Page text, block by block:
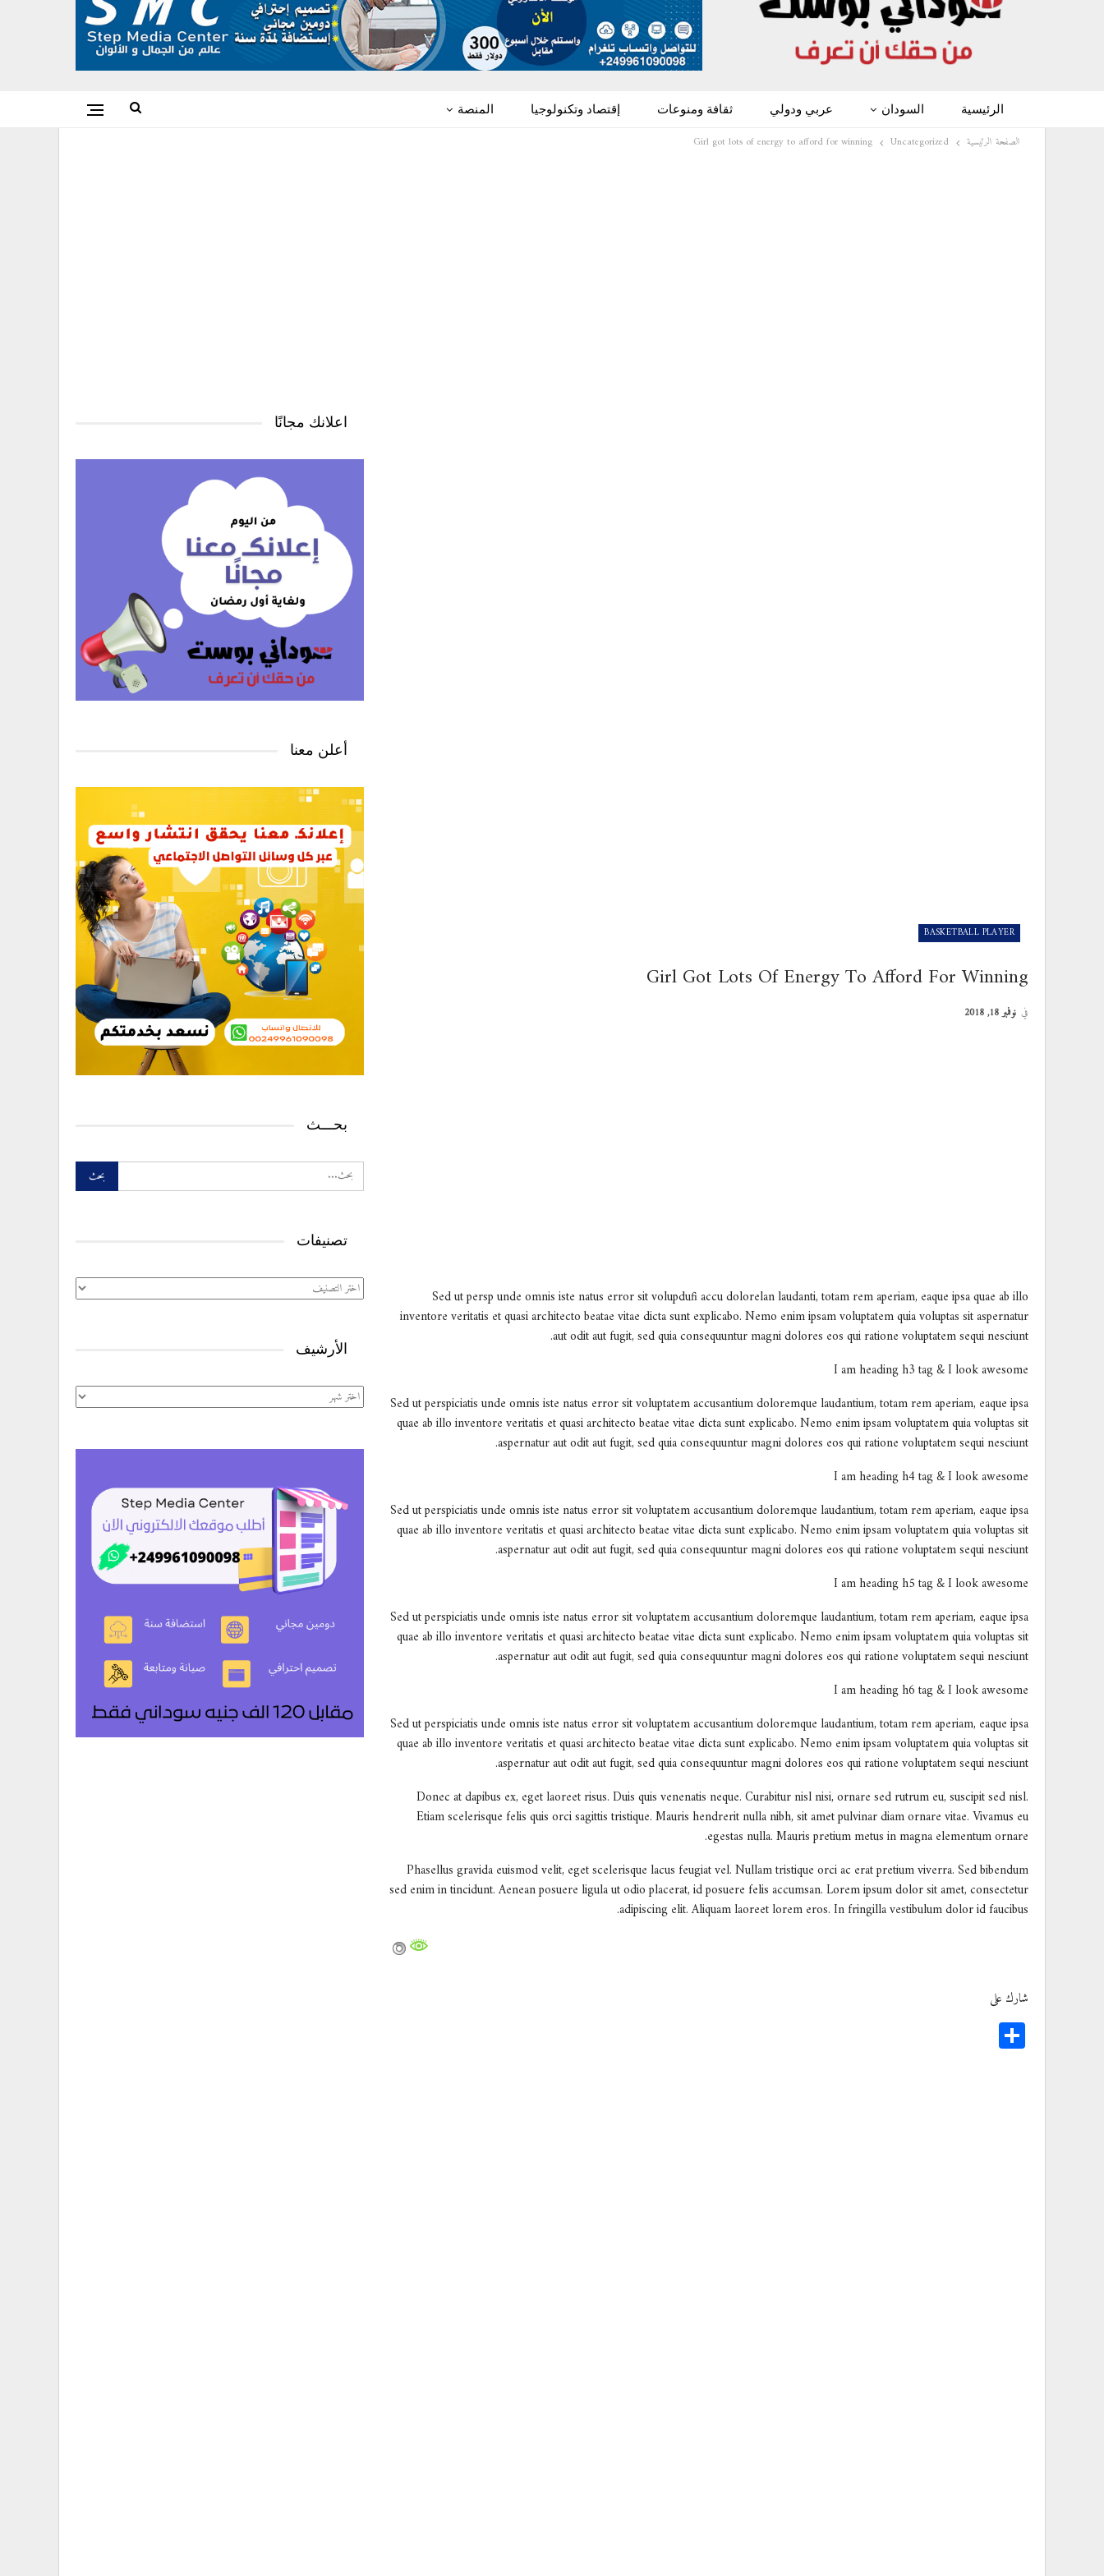
الرئيسية السودان عربي ودولي ثقافة ومنوعات إقتصاد وتكنولوجيا المنصة
الصفحة الرئيسية Uncategorized
Girl got lots of energy to afford for winning
BASKETBALL PLAYER
Girl Got Lots Of Energy To Afford For Winning
في نوفمبر 18, 2018
Sed ut persp unde omnis iste natus error sit volupdufi accu dolorelan laudanti, totam rem aperiam, eaque ipsa quae ab illo
inventore veritatis et quasi architecto beatae vitae dicta sunt explicabo. Nemo enim ipsam voluptatem quia voluptas sit aspernatur
aut odit aut fugit, sed quia consequuntur magni dolores eos qui ratione voluptatem sequi nesciunt.
I am heading h3 tag & I look awesome
Sed ut perspiciatis unde omnis iste natus error sit voluptatem accusantium doloremque laudantium, totam rem aperiam, eaque ipsa
quae ab illo inventore veritatis et quasi architecto beatae vitae dicta sunt explicabo. Nemo enim ipsam voluptatem quia voluptas sit
aspernatur aut odit aut fugit, sed quia consequuntur magni dolores eos qui ratione voluptatem sequi nesciunt.
I am heading h4 tag & I look awesome
Sed ut perspiciatis unde omnis iste natus error sit voluptatem accusantium doloremque laudantium, totam rem aperiam, eaque ipsa
quae ab illo inventore veritatis et quasi architecto beatae vitae dicta sunt explicabo. Nemo enim ipsam voluptatem quia voluptas sit
aspernatur aut odit aut fugit, sed quia consequuntur magni dolores eos qui ratione voluptatem sequi nesciunt.
I am heading h5 tag & I look awesome
Sed ut perspiciatis unde omnis iste natus error sit voluptatem accusantium doloremque laudantium, totam rem aperiam, eaque ipsa
quae ab illo inventore veritatis et quasi architecto beatae vitae dicta sunt explicabo. Nemo enim ipsam voluptatem quia voluptas sit
aspernatur aut odit aut fugit, sed quia consequuntur magni dolores eos qui ratione voluptatem sequi nesciunt.
I am heading h6 tag & I look awesome
Sed ut perspiciatis unde omnis iste natus error sit voluptatem accusantium doloremque laudantium, totam rem aperiam, eaque ipsa
quae ab illo inventore veritatis et quasi architecto beatae vitae dicta sunt explicabo. Nemo enim ipsam voluptatem quia voluptas sit
aspernatur aut odit aut fugit, sed quia consequuntur magni dolores eos qui ratione voluptatem sequi nesciunt.
Donec at dapibus ex, eget laoreet risus. Duis quis venenatis neque. Curabitur nisl nisi, ornare sed rutrum eu, suscipit sed nisl.
Etiam scelerisque felis quis orci sagittis tristique. Mauris hendrerit nulla nibh, sit amet pulvinar diam ornare vitae. Vivamus eu
egestas nulla. Mauris pretium metus in magna elementum ornare.
Phasellus gravida euismod velit, eget scelerisque lacus feugiat vel. Nullam tristique orci ac erat pretium viverra. Sed bibendum
sed enim in tincidunt. Aenean posuere ligula ut odio placerat, id posuere felis accumsan. Lorem ipsum dolor sit amet, consectetur
adipiscing elit. Aliquam laoreet lorem eros. In fringilla vestibulum dolor id faucibus.
شارك على
اعلانك مجانًا
أعلن معنا
بحـــث
تصنيفات
تصنيفات
الأرشيف
الأرشيف